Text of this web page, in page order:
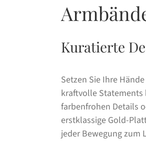
Kuratierte
Setzen Sie Ihre
kraftvolle Statements
farbenfrohen Details
erstklassige Gold-
jeder Bewegung zum